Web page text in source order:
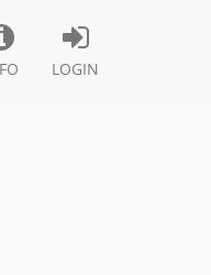
LOGIN